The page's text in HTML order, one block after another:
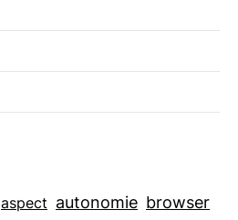
aspect autonomie browser